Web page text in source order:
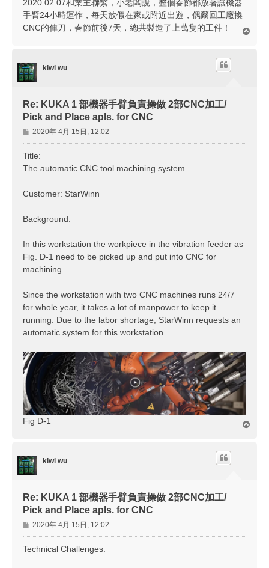
2020.02.07和業主聯繫，小老闆說，整個春節都放著讓機器
手臂24小時運作，每天放假在家或附近出遊，偶爾回工廠換
CNC的俥刀，春節前後7天，總共製造了上萬隻的工件！
kiwi wu
Re: KUKA 1 部機器手臂負責操做 2部CNC加工/
Pick and Place apls. for CNC
文
章
2020年 4月 15日, 12:02
Title:
The automatic CNC tool machining system
Customer: StarWinn
Background:
In this workstation the workpiece in the vibration feeder as
Fig. D-1 need to be picked up and put into CNC for
machining.
Since the workstation with two CNC machines runs 24/7
for whole year, it takes a lot of manpower to keep it
running. Due to the labor shortage, StarWinn requests an
automatic system for this workstation.
Fig D-1
kiwi wu
Re: KUKA 1 部機器手臂負責操做 2部CNC加工/
Pick and Place apls. for CNC
文
章
2020年 4月 15日, 12:02
Technical Challenges: